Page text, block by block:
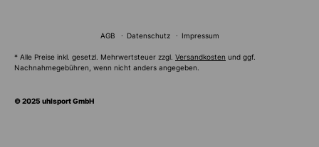
AGB Datenschutz Impressum
© 2025 uhlsport GmbH
* Alle Preise inkl. gesetzl. Mehrwertsteuer zzgl. Versandkosten und ggf.
Nachnahmegebühren, wenn nicht anders angegeben.